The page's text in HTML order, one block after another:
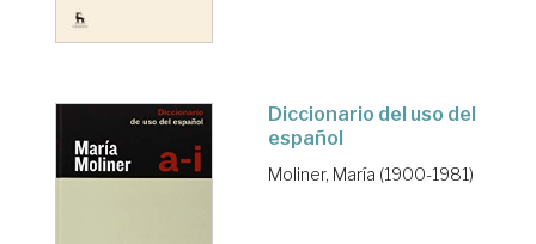
Diccionario del uso del
español
Moliner, María (1900-1981)